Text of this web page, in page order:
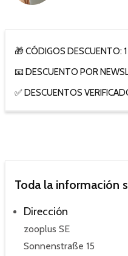
🎁 CÓDIGOS DESCUENTO: 1
📧 DESCUENTO POR
✅ DESCUENTOS
Toda la información
Dirección
zooplus SE
Sonnenstraße 15